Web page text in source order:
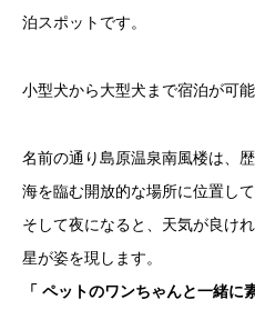
泊スポットです。
小型犬から大型犬まで宿泊が可能
名前の通り島原温泉南風楼は、
海を臨む開放的な場所に位置して
そして夜になると、天気が良け
星が姿を現します。
「 ペットのワンちゃんと一緒に